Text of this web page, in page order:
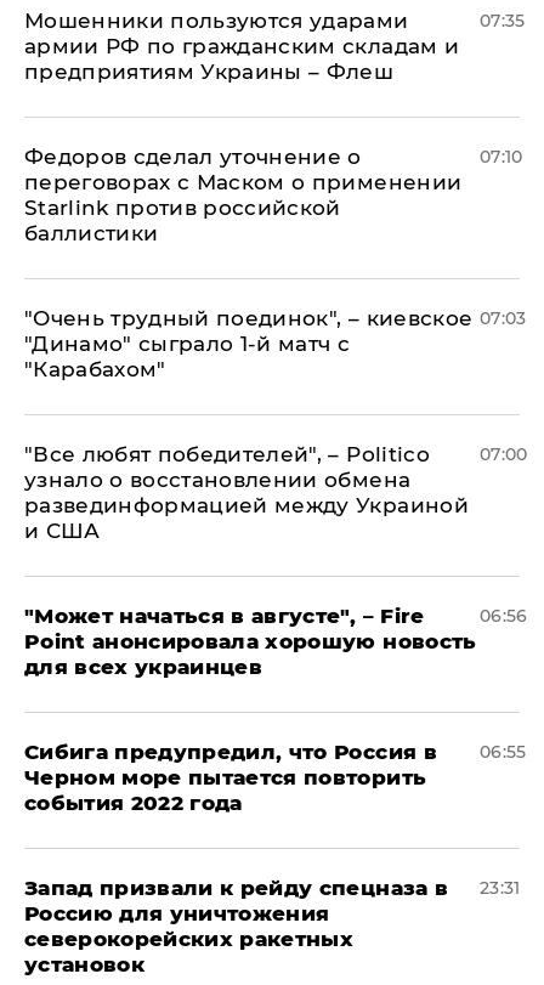
Мошенники пользуются ударами
армии РФ по гражданским складам и
предприятиям Украины – Флеш
07:35
Федоров сделал уточнение о
переговорах с Маском о применении
Starlink против российской
баллистики
07:10
"Очень трудный поединок", – киевское
"Динамо" сыграло 1-й матч с
"Карабахом"
07:03
​"Все любят победителей", – Politico
узнало о восстановлении обмена
развединформацией между Украиной
и США
07:00
"Может начаться в августе", – Fire
Point анонсировала хорошую новость
для всех украинцев
06:56
Сибига предупредил, что Россия в
Черном море пытается повторить
события 2022 года
06:55
Запад призвали к рейду спецназа в
Россию для уничтожения
северокорейских ракетных
установок
23:31